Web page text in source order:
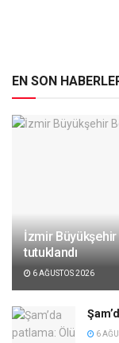
EN SON
İzmir
tutuklandı
6 AĞUSTOS 2026
6